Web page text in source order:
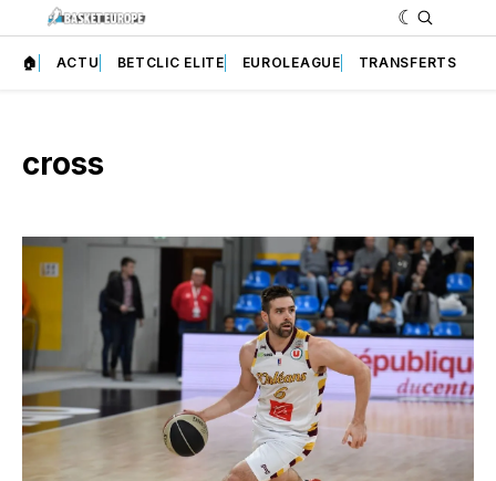
🏠 ACTU BETCLIC ELITE EUROLEAGUE TRANSFERTS
cross